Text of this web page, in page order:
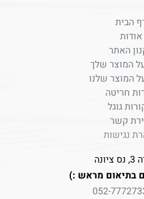
הבית
אודות
האתר
המוצר שלך
המוצר שלנו
חריטה
גוגל
קשר
נגישות
בתיאום מראש :)
052-